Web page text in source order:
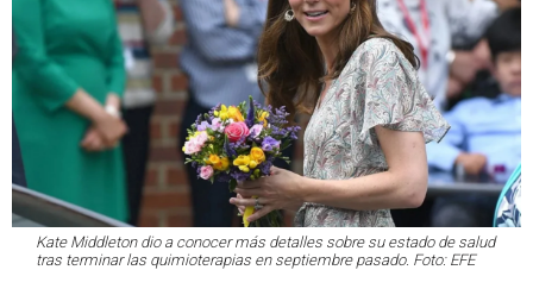
Kate Middleton dio a conocer más detalles sobre su estado de salud
tras terminar las quimioterapias en septiembre pasado. Foto: EFE